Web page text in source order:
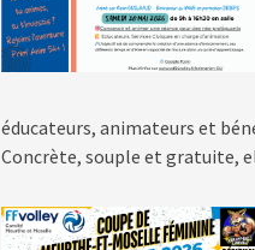
éducateurs, animateurs et
Concrète, souple et gratuite,